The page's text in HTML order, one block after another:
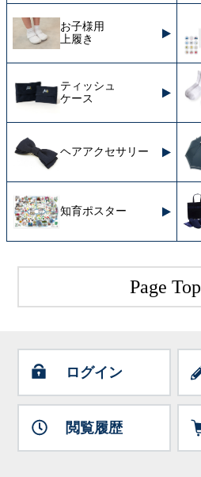
お子様用
上履き
ティッシュ
ケース
ヘアアクセサリー
知育ポスター
Page Top
ログイン
閲覧履歴